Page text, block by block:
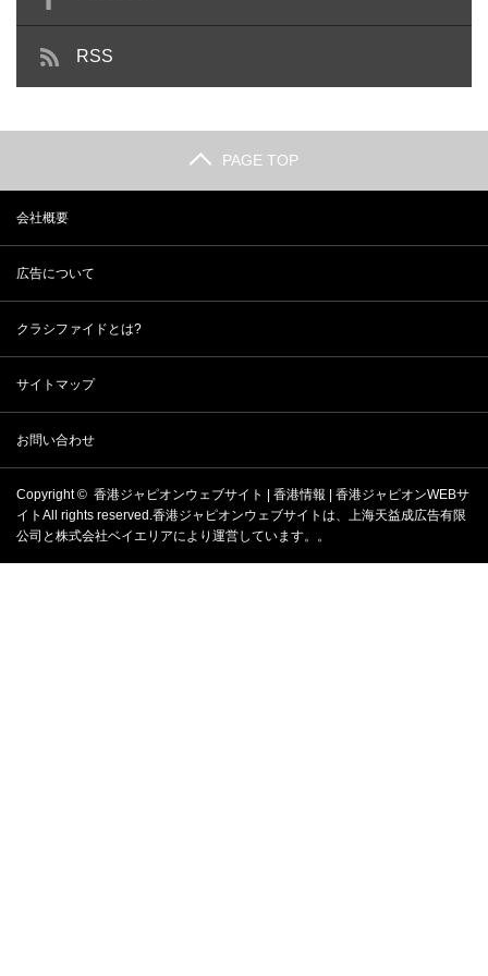
RSS
PAGE TOP
会社概要
広告について
クラシファイドとは?
サイトマップ
お問い合わせ
Copyright © 香港ジャピオンウェブサイト | 香港情報 | 香港ジャピオンWEBサ
イト All rights reserved.香港ジャピオンウェブサイトは、 上海天益成広告有限
公司 と株式会社ベイエリアにより運営しています。。